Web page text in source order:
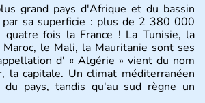
grand pays d'Afrique et du bassin
par sa superficie : plus de 2 380 000
fois la France ! La Tunisie, la
le Mali, la Mauritanie sont ses
d' « Algérie » vient du nom
la capitale. Un climat méditerranéen
du pays, tandis qu'au sud règne un